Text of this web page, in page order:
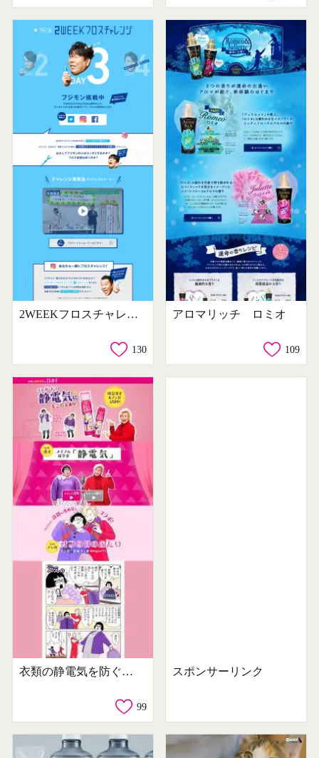
2WEEKフロスチャレンジ
130
アロマリッチ ロミオ
109
衣類の静電気を防ぐエレガード
99
スポンサーリンク